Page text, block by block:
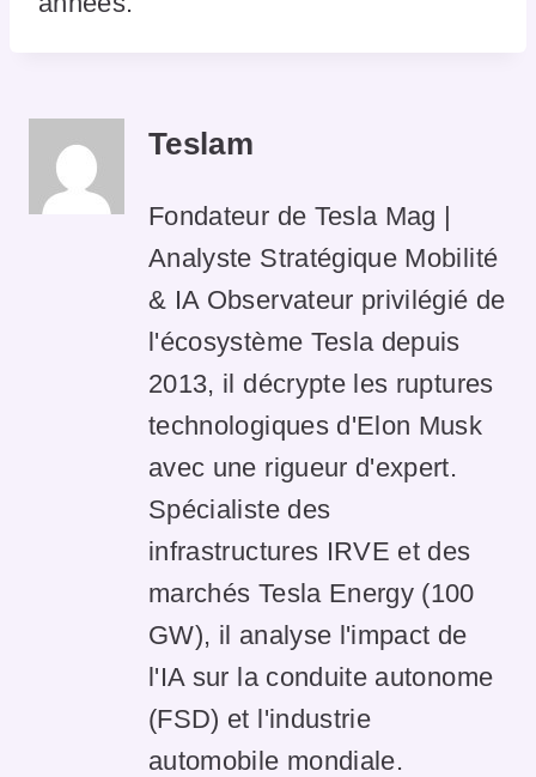
Teslam
Fondateur de Tesla Mag |
Analyste Stratégique Mobilité
& IA Observateur privilégié de
l'écosystème Tesla depuis
2013, il décrypte les ruptures
technologiques d'Elon Musk
avec une rigueur d'expert.
Spécialiste des
infrastructures IRVE et des
marchés Tesla Energy (100
GW), il analyse l'impact de
l'IA sur la conduite autonome
(FSD) et l'industrie
automobile mondiale.